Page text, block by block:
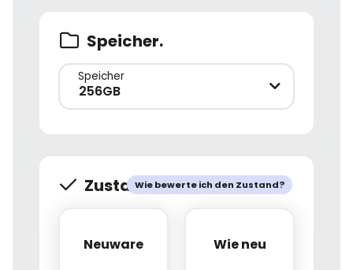
Speicher.
Speicher
256GB
Wie bewerte ich den Zustand?
Zustand.
Neuware
Neuware Wie neu
Wie neu